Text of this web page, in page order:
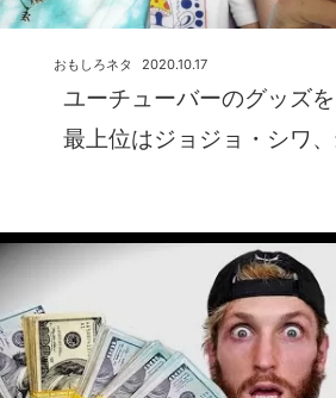
ユーチューバーのグッズ
最上位はジョジョ・シワ
2020.10.17
おもしろネタ